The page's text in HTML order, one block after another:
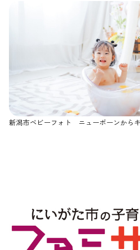
新潟市ベビーフォト ニューボーンから